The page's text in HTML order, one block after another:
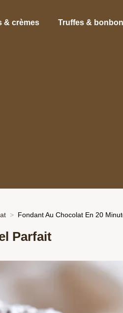
& crèmes Truffes &
Fondant Au Chocolat En 20
Parfait